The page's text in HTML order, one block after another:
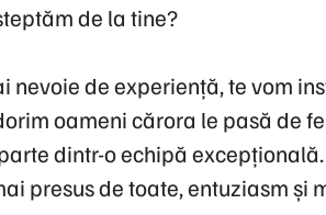
de la tine?
nevoie de experiență, te vom
oameni cărora le pasă de
dintr-o echipă excepțională.
presus de toate, entuziasm și